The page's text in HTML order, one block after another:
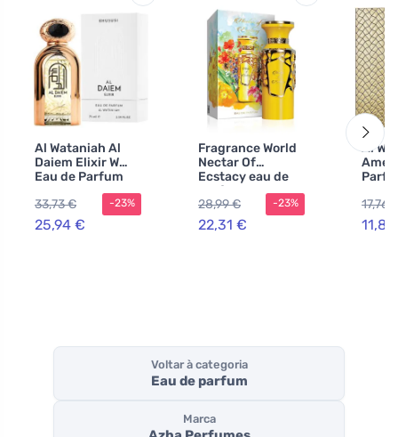
Al Wataniah Al
Daiem Elixir W
Eau de Parfum
33,73 €
25,94 €
-23%
Fragrance World
Nectar Of
Ecstacy eau de
parfum para
mulheres 100 ml
28,99 €
22,31 €
-23%
Al
17,76
Voltar à categoria
Eau de parfum
Marca